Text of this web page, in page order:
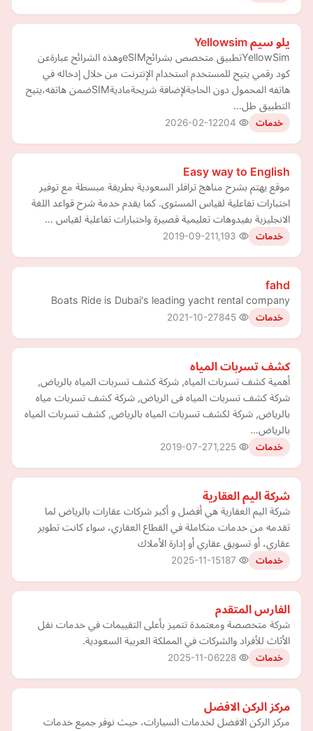
يلو سيم Yellowsim
YellowSimتطبيق متخصص بشرائحeSIMوهذه الشرائح عبارةعن
كود رقمي يتيح للمستخدم استخدام الإنترنت من خلال إدخاله في
هاتفه المحمول دون الحاجةلإضافة شريحةماديةSIMضمن هاتفه،يتيح
التطبيق طل…
خدمات 2026-02-12
Easy way to English
موقع يهتم بشرح مناهج ترافلر السعودية بطريقة مبسطة مع توفير
اختبارات تفاعلية لقياس المستوى. كما يقدم خدمة شرح قواعد اللغة
الانجليزية بفيدوهات تعليمية قصيرة واختبارات تفاعلية لقياس …
خدمات 2019-09-21
fahd
Boats Ride is Dubai's leading yacht rental company
خدمات 2021-10-27
كشف تسربات المياه
أهمية كشف تسربات المياه, شركة كشف تسربات المياه بالرياض,
شركة كشف تسربات المياه فى الرياض, شركة كشف تسربات مياه
بالرياض, شركة لكشف تسربات المياه بالرياض, كشف تسربات المياه
بالرياض…
خدمات 2019-07-27
شركة اليم العقارية
شركة اليم العقارية هي أفضل و أكبر شركات عقارات بالرياض لما
تقدمه من خدمات متكاملة في القطاع العقاري، سواء كانت تطوير
عقاري، أو تسويق عقاري أو إدارة الأملاك
خدمات 2025-11-15
الفارس المتقدم
شركة متخصصة ومعتمدة تتميز بأعلى التقييمات في خدمات نقل
الأثاث للأفراد والشركات في المملكة العربية السعودية.
خدمات 2025-11-06
مركز الركن الافضل
مركز الركن الافضل لخدمات السيارات، حيث نوفر جميع خدمات